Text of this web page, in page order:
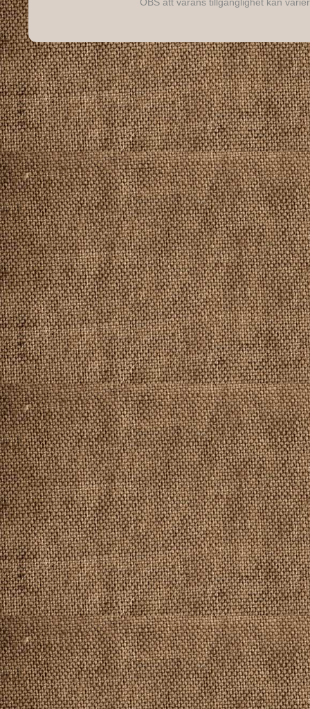
OBS att varans tillgänglighet kan